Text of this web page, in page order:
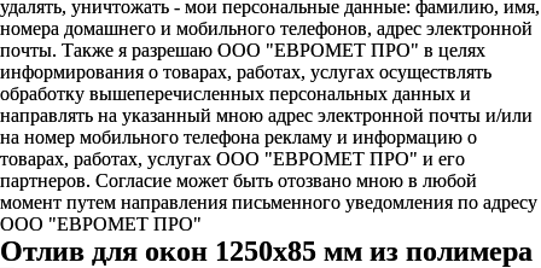
удалять, уничтожать - мои персональные данные: фамилию, имя,
номера домашнего и мобильного телефонов, адрес электронной
почты. Также я разрешаю ООО "ЕВРОМЕТ ПРО" в целях
информирования о товарах, работах, услугах осуществлять
обработку вышеперечисленных персональных данных и
направлять на указанный мною адрес электронной почты и/или
на номер мобильного телефона рекламу и информацию о
товарах, работах, услугах ООО "ЕВРОМЕТ ПРО" и его
партнеров. Согласие может быть отозвано мною в любой
момент путем направления письменного уведомления по адресу
ООО "ЕВРОМЕТ ПРО"
Отлив для окон 1250х85 мм из полимера